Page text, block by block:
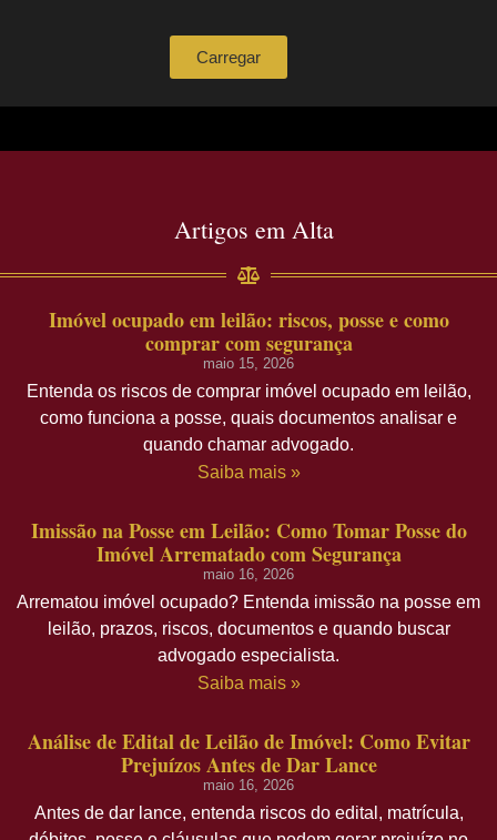
Carregar
Artigos em Alta
Imóvel ocupado em leilão: riscos, posse e como
comprar com segurança
maio 15, 2026
Entenda os riscos de comprar imóvel ocupado em leilão,
como funciona a posse, quais documentos analisar e
quando chamar advogado.
Saiba mais »
Imissão na Posse em Leilão: Como Tomar Posse do
Imóvel Arrematado com Segurança
maio 16, 2026
Arrematou imóvel ocupado? Entenda imissão na posse em
leilão, prazos, riscos, documentos e quando buscar
advogado especialista.
Saiba mais »
Análise de Edital de Leilão de Imóvel: Como Evitar
Prejuízos Antes de Dar Lance
maio 16, 2026
Antes de dar lance, entenda riscos do edital, matrícula,